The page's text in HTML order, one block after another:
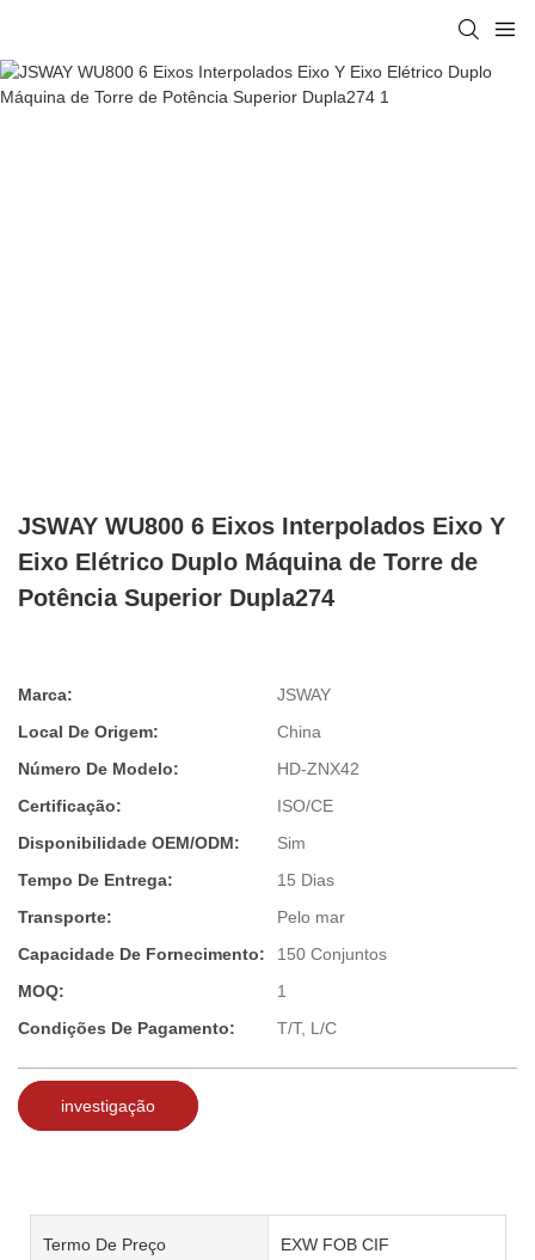
JSWAY WU800 6 Eixos Interpolados Eixo Y
Eixo Elétrico Duplo Máquina de Torre de
Potência Superior Dupla274
Marca:
JSWAY
Local De Origem:
China
Número De Modelo:
HD-ZNX42
Certificação:
ISO/CE
Disponibilidade OEM/ODM:
Sim
Tempo De Entrega:
15 Dias
Transporte:
Pelo mar
Capacidade De Fornecimento:
150 Conjuntos
MOQ:
1
Condições De Pagamento:
T/T, L/C
investigação
Termo De Preço EXW FOB CIF